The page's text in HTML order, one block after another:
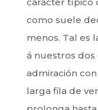
como suele
menos. Tal es
á nuestros
admiración
larga fila de